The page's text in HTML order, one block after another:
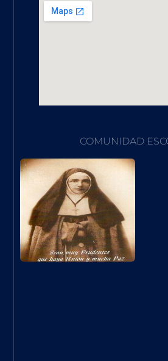
COMUNIDAD